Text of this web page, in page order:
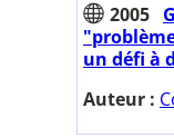
2005
un défi à
Auteur :